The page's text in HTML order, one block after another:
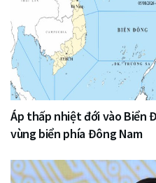
Áp thấp nhiệt đới vào Biển
vùng biển phía Đông Nam